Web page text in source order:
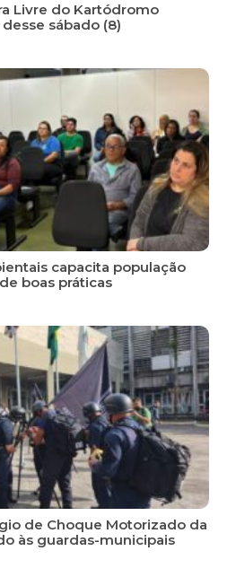
Livre do Kartódromo
sábado (8)
capacita população
boas práticas
de Choque Motorizado da
às guardas-municipais